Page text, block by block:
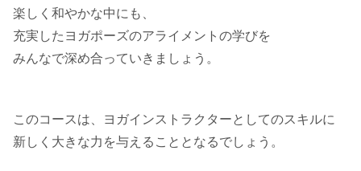
楽しく和やかな中にも、
充実したヨガポーズのアライメントの学びを
みんなで深め合っていきましょう。
このコースは、ヨガインストラクターとしてのスキルに
新しく大きな力を与えることとなるでしょう。